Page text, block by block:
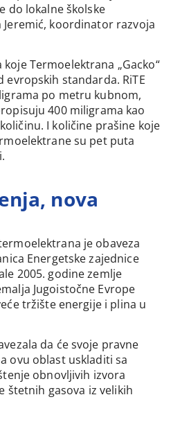
do lokalne školske
Jeremić, koordinator razvoja
Termoelektrana „Gacko“
evropskih standarda. RiTE
po metru kubnom,
400 miligrama kao
I količine prašine koje
su pet puta
nova
je obaveza
Energetske zajednice
2005. godine zemlje
Jugoistočne Evrope
tržište energije i plina u
da će svoje pravne
ovu oblast uskladiti sa
obnovljivih izvora
štetnih gasova iz velikih